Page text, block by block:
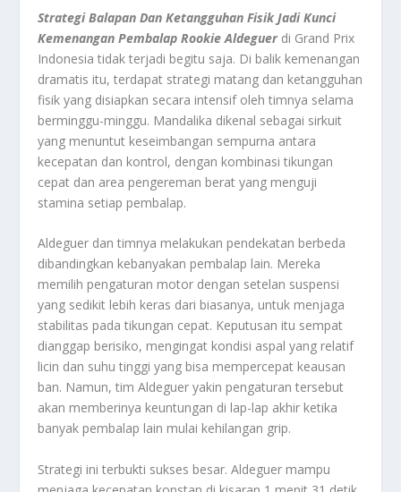
Strategi Balapan Dan Ketangguhan Fisik Jadi Kunci
Kemenangan Pembalap Rookie Aldeguerdi Grand Prix
Indonesia tidak terjadi begitu saja. Di balik kemenangan
dramatis itu, terdapat strategi matang dan ketangguhan
fisik yang disiapkan secara intensif oleh timnya selama
berminggu-minggu. Mandalika dikenal sebagai sirkuit
yang menuntut keseimbangan sempurna antara
kecepatan dan kontrol, dengan kombinasi tikungan
cepat dan area pengereman berat yang menguji
stamina setiap pembalap.
Aldeguer dan timnya melakukan pendekatan berbeda
dibandingkan kebanyakan pembalap lain. Mereka
memilih pengaturan motor dengan setelan suspensi
yang sedikit lebih keras dari biasanya, untuk menjaga
stabilitas pada tikungan cepat. Keputusan itu sempat
dianggap berisiko, mengingat kondisi aspal yang relatif
licin dan suhu tinggi yang bisa mempercepat keausan
ban. Namun, tim Aldeguer yakin pengaturan tersebut
akan memberinya keuntungan di lap-lap akhir ketika
banyak pembalap lain mulai kehilangan grip.
Strategi ini terbukti sukses besar. Aldeguer mampu